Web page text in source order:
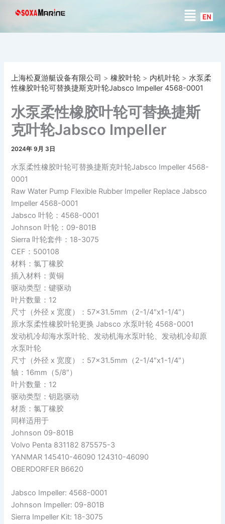
菜
单
上海松夏游艇设备有限公司 >橡胶叶轮 > 内机叶轮 >水泵柔
性橡胶叶轮可替换捷斯克叶轮Jabsco Impeller 4568-0001
水泵柔性橡胶叶轮可替换捷斯
克叶轮Jabsco Impeller
4568-0001
2024年 9月 3日
水泵柔性橡胶叶轮可替换捷斯克叶轮Jabsco Impeller 4568-
0001
Raw Water Pump Flexible Rubber Impeller Replace Jabsco
Impeller 4568-0001
Jabsco 叶轮：4568-0001
Johnson 叶轮：09-801B
Sierra 叶轮套件：18-3075
CEF：500108
材料：氯丁橡胶
插入材料：黄铜
驱动类型：键驱动
叶片数量：12
尺寸（外径 x 宽度）：57×31.5mm（2-1/4″x1-1/4″）
原水泵柔性橡胶叶轮更换 Jabsco 水泵叶轮 4568-0001
发动机冷却海水泵叶轮、发动机海水泵叶轮、发动机冷却原
水泵叶轮
尺寸（外径 x 宽度）：57×31.5mm（2-1/4″x1-1/4″）
轴：16mm（5/8″）
叶片数量：12
驱动类型：钥匙驱动
材质：氯丁橡胶
同样适用于
Johnson 09-801B
Volvo Penta 831182 875575-3
YANMAR 145410-46090 124310-46090
OBERDORFER B6620
Jabsco Impeller: 4568-0001
Johnson Impeller: 09-801B
Sierra Impeller Kit: 18-3075
索